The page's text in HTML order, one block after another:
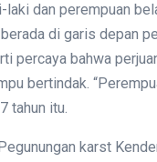
dan perempuan
di garis depan
percaya bahwa
bertindak.
tahun itu.
karst